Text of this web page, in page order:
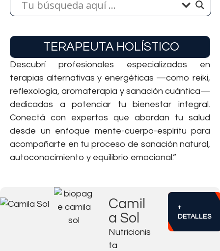
TERAPEUTA HOLÍSTICO
Descubrí profesionales especializados en
terapias alternativas y energéticas —como reiki,
reflexología, aromaterapia y sanación cuántica—
dedicadas a potenciar tu bienestar integral.
Conectá con expertos que abordan tu salud
desde un enfoque mente-cuerpo-espíritu para
acompañarte en tu proceso de sanación natural,
autoconocimiento y equilibrio emocional.”
Camil
a Sol
Nutricionis
ta
+
DETALLES